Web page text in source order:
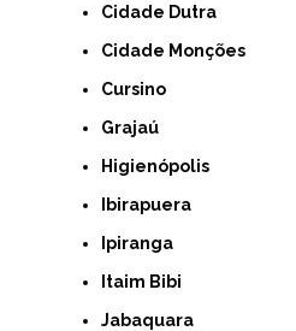
Cidade Dutra
Cidade Monções
Cursino
Grajaú
Higienópolis
Ibirapuera
Ipiranga
Itaim Bibi
Jabaquara